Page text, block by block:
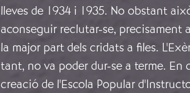
lleves de 1934 i 1935. No obstant
aconseguir reclutar-se, precisament
la major part dels cridats a files.
tant, no va poder dur-se a terme. En
creació de l'Escola Popular